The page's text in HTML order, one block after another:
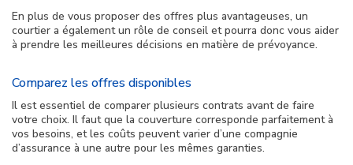
En plus de vous proposer des offres plus avantageuses, un
courtier a également un rôle de conseil et pourra donc vous aider
à prendre les meilleures décisions en matière de prévoyance.
Comparez les offres disponibles
Il est essentiel de comparer plusieurs contrats avant de faire
votre choix. Il faut que la couverture corresponde parfaitement à
vos besoins, et les coûts peuvent varier d’une compagnie
d’assurance à une autre pour les mêmes garanties.